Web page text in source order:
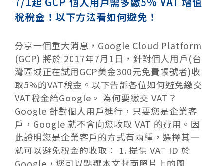
稅稅金！以下方法看如何避免！
分享一個重大消息，Google Cloud Platform
(GCP) 將於 2017年7月1日，針對個人用戶(台
灣區域正在試用GCP美金300元免費帳號者)收
取5%的VAT稅金。以下告訴各位如何避免繳交
VAT稅金給Google。 為何要繳交 VAT？
Google 針對個人用戶進行，只要您是企業客
戶，Google 就不會向您收取 VAT 的費用。因
此證明您是企業客戶的方式有兩種，選擇其一
就可以避免稅金的收取： 1. 提供 VAT ID 於
Google，您可以點選本文封面照片上的圖